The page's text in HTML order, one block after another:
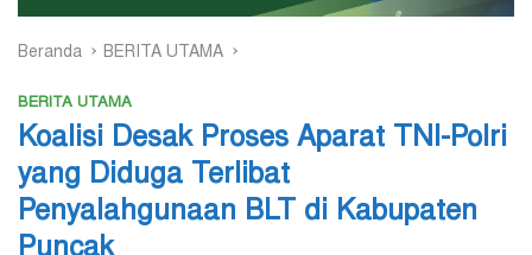
Beranda BERITA UTAMA
BERITA UTAMA
Koalisi Desak Proses Aparat TNI-Polri
yang Diduga Terlibat
Penyalahgunaan BLT di Kabupaten